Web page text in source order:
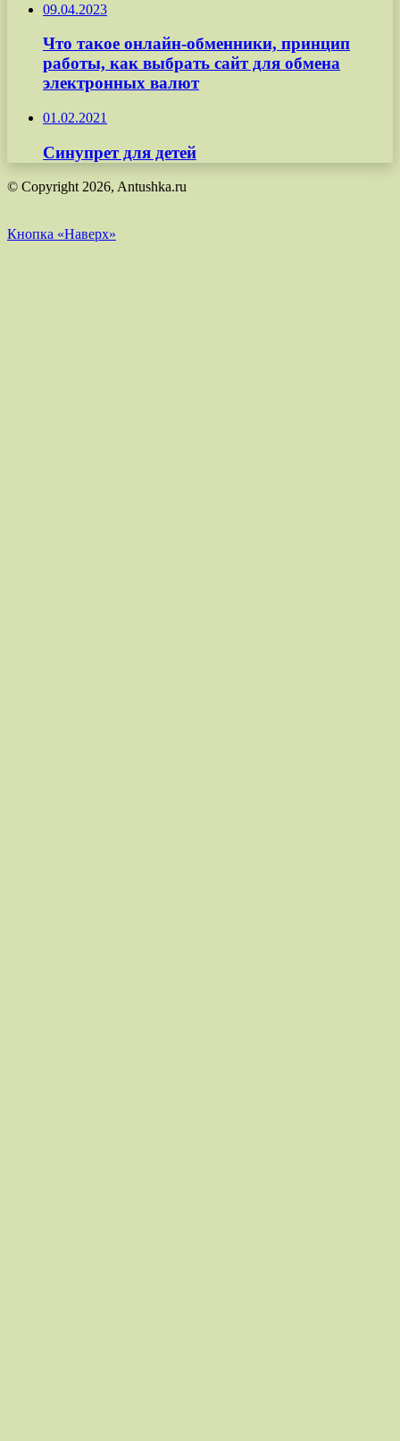
09.04.2023
Что такое онлайн-обменники, принцип
работы, как выбрать сайт для обмена
электронных валют
01.02.2021
Синупрет для детей
© Copyright 2026, Antushka.ru
Кнопка «Наверх»